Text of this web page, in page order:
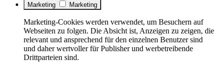
Marketing Marketing
Marketing-Cookies werden verwendet, um Besuchern auf
Webseiten zu folgen. Die Absicht ist, Anzeigen zu zeigen, die
relevant und ansprechend für den einzelnen Benutzer sind
und daher wertvoller für Publisher und werbetreibende
Drittparteien sind.